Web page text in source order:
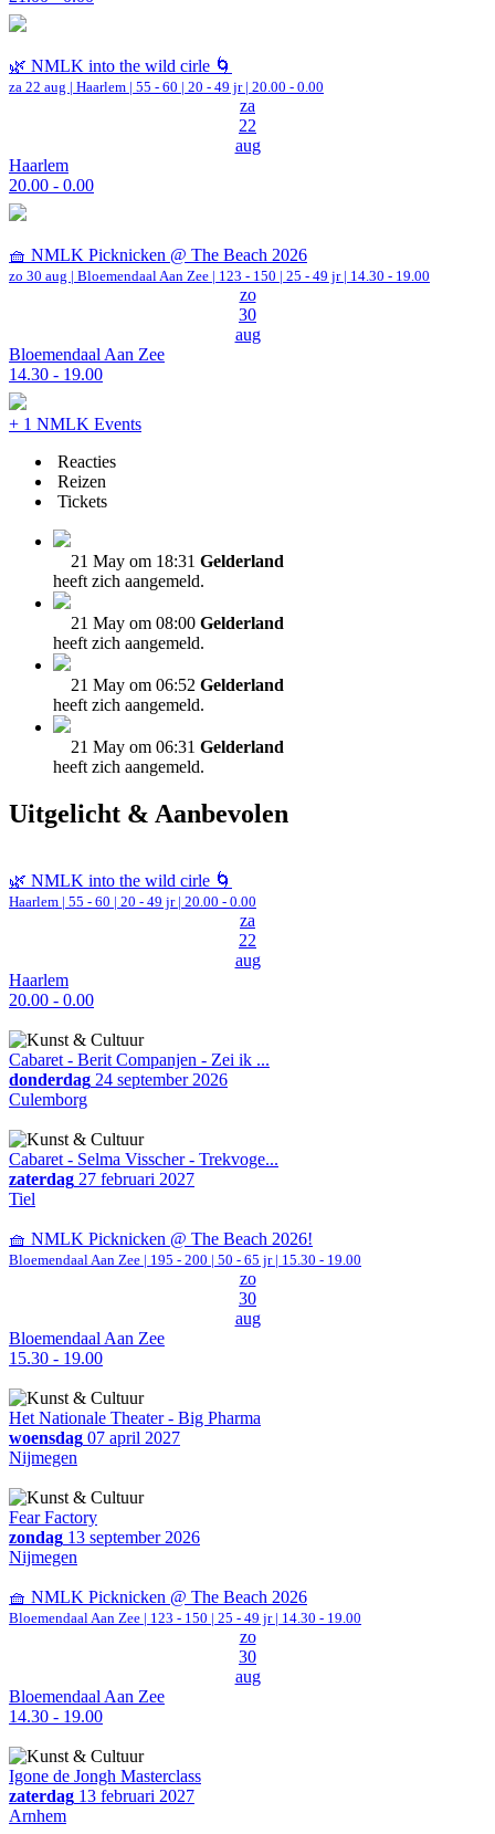
🌿 NMLK into the wild cirle 🌀
za 22 aug | Haarlem | 55 - 60 | 20 - 49 jr | 20.00 - 0.00
za
22
aug
Haarlem
20.00 - 0.00
🧺 NMLK Picknicken @ The Beach 2026
zo 30 aug | Bloemendaal Aan Zee | 123 - 150 | 25 - 49 jr | 14.30 - 19.00
zo
30
aug
Bloemendaal Aan Zee
14.30 - 19.00
+ 1 NMLK Events
Reacties
Reizen
Tickets
21 May om 18:31 Gelderland
heeft zich aangemeld.
21 May om 08:00 Gelderland
heeft zich aangemeld.
21 May om 06:52 Gelderland
heeft zich aangemeld.
21 May om 06:31 Gelderland
heeft zich aangemeld.
Uitgelicht & Aanbevolen
🌿 NMLK into the wild cirle 🌀
Haarlem | 55 - 60 | 20 - 49 jr | 20.00 - 0.00
za
22
aug
Haarlem
20.00 - 0.00
Cabaret - Berit Companjen - Zei ik ...
donderdag 24 september 2026
Culemborg
Cabaret - Selma Visscher - Trekvoge...
zaterdag 27 februari 2027
Tiel
🧺 NMLK Picknicken @ The Beach 2026!
Bloemendaal Aan Zee | 195 - 200 | 50 - 65 jr | 15.30 - 19.00
zo
30
aug
Bloemendaal Aan Zee
15.30 - 19.00
Het Nationale Theater - Big Pharma
woensdag 07 april 2027
Nijmegen
Fear Factory
zondag 13 september 2026
Nijmegen
🧺 NMLK Picknicken @ The Beach 2026
Bloemendaal Aan Zee | 123 - 150 | 25 - 49 jr | 14.30 - 19.00
zo
30
aug
Bloemendaal Aan Zee
14.30 - 19.00
Igone de Jongh Masterclass
zaterdag 13 februari 2027
Arnhem